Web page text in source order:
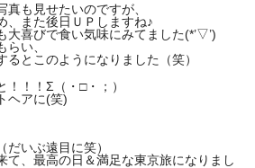
も見せたいのですが、
、また後日ＵＰしますね♪
大喜びで食い気味にみてました(*’▽’)
い、
とこのようになりました（笑）
！！！Σ（・□・；）
ヘアに(笑)
いぶ遠目に笑）
て、最高の日＆満足な東京旅になりまし